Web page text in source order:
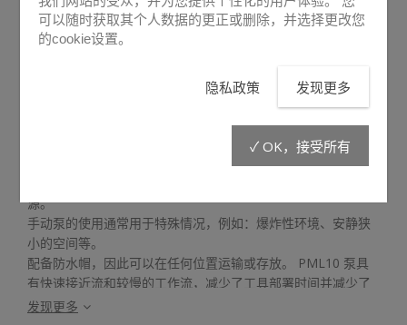
源。
手动泵的使用通常用于特殊情况，例如：爆炸性环境、安静狭
小的空间等。
配备防水帽，因此可以在任何位置运输或存放。 PML10 泵具
有快速接近流和较慢的工作流，减少了工具部署时间并减少了
杠杆所需的工作量。
发现更多
可以随时获取其个人数据的更正或删除，并选择更改您
的cookie设置。
隐私政策 发现更多
✓ OK，接受所有